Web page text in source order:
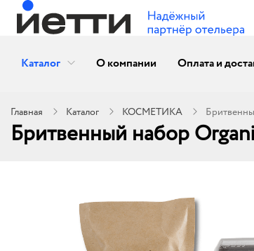
Каталог О компании Оплата и
Главная Каталог КОСМЕТИКА
Бритвенный набор